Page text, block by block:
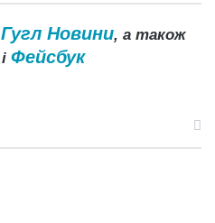
Гугл Новини, а також
і Фейсбук